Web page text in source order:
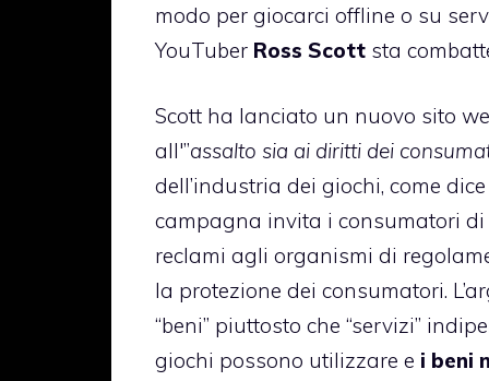
modo per giocarci offline o su
YouTuber Ross Scott sta
Scott ha lanciato un nuovo sito
all'”assalto sia ai diritti dei
dell’industria dei giochi, come
campagna invita i consumatori
reclami agli organismi di
la protezione dei consumatori.
“beni” piuttosto che “servizi”
giochi possono utilizzare e i beni